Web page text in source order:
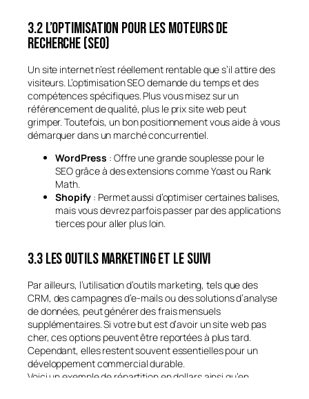
3.2 L’optimisation pour les moteurs de
recherche (SEO)
Un site internet n’est réellement rentable que s’il attire des
visiteurs. L’optimisation SEO demande du temps et des
compétences spécifiques. Plus vous misez sur un
référencement de qualité, plus le prix site web peut
grimper. Toutefois, un bon positionnement vous aide à vous
démarquer dans un marché concurrentiel.
WordPress : Offre une grande souplesse pour le
SEO grâce à des extensions comme Yoast ou Rank
Math.
Shopify : Permet aussi d’optimiser certaines balises,
mais vous devrez parfois passer par des applications
tierces pour aller plus loin.
3.3 Les outils marketing et le suivi
Par ailleurs, l’utilisation d’outils marketing, tels que des
CRM, des campagnes d’e-mails ou des solutions d’analyse
de données, peut générer des frais mensuels
supplémentaires. Si votre but est d’avoir un site web pas
cher, ces options peuvent être reportées à plus tard.
Cependant, elles restent souvent essentielles pour un
développement commercial durable.
Voici un exemple de répartition en dollars ainsi qu’en